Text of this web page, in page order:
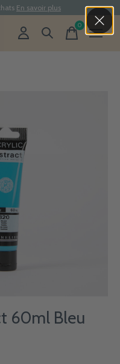
En savoir plus
0items
60ml Bleu